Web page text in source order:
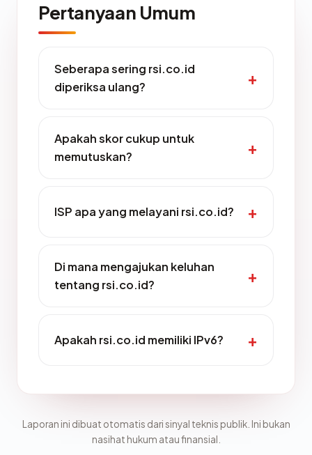
Pertanyaan Umum
Seberapa sering rsi.co.id
diperiksa ulang?
Apakah skor cukup untuk
memutuskan?
ISP apa yang melayani rsi.co.id?
Di mana mengajukan keluhan
tentang rsi.co.id?
Apakah rsi.co.id memiliki IPv6?
Laporan ini dibuat otomatis dari sinyal teknis publik. Ini bukan
nasihat hukum atau finansial.